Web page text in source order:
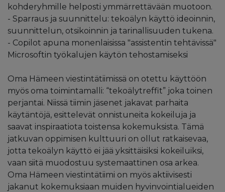
kohderyhmille helposti ymmärrettävään muotoon.
- Sparraus ja suunnittelu: tekoälyn käyttö ideoinnin,
suunnittelun, otsikoinnin ja tarinallisuuden tukena.
- Copilot apuna monenlaisissa "assistentin tehtävissä"
Microsoftin työkalujen käytön tehostamiseksi
Oma Hämeen viestintätiimissä on otettu käyttöön
myös oma toimintamalli: “tekoälytreffit” joka toinen
perjantai. Niissä tiimin jäsenet jakavat parhaita
käytäntöjä, esittelevät onnistuneita kokeiluja ja
saavat inspiraatiota toistensa kokemuksista. Tämä
jatkuvan oppimisen kulttuuri on ollut ratkaisevaa,
jotta tekoälyn käyttö ei jää yksittäisiksi kokeiluiksi,
vaan siitä muodostuu systemaattinen osa arkea.
Oma Hämeen viestintätiimi on myös aktiivisesti
jakanut kokemuksiaan muiden hyvinvointialueiden